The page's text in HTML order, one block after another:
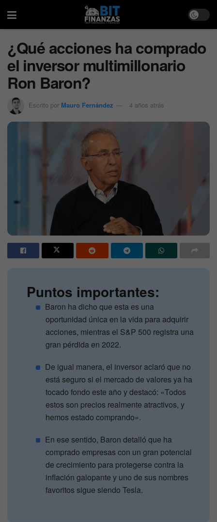
¿Qué acciones ha comprado
el inversor multimillonario
Ron Baron?
Escrito por Mauro Fernández 4 años atrás
Puntos importantes:
Baron ha dicho que esta es una
oportunidad única en la vida para adquirir
acciones, mientras el S&P 500 registra una
gran pérdida en 2022.
De igual manera, el inversor aclaró que no
está seguro si el mercado de valores ya ha
tocado fondo este año y destacó: «Todos
estos son precios realmente atractivos, y
hemos estado comprando».
En ese sentido, Baron detalló que ha
comprado empresas con un gran potencial
de crecimiento para protegerse contra la
inflación galopante y uno de sus nombres
favoritos sigue siendo Tesla.